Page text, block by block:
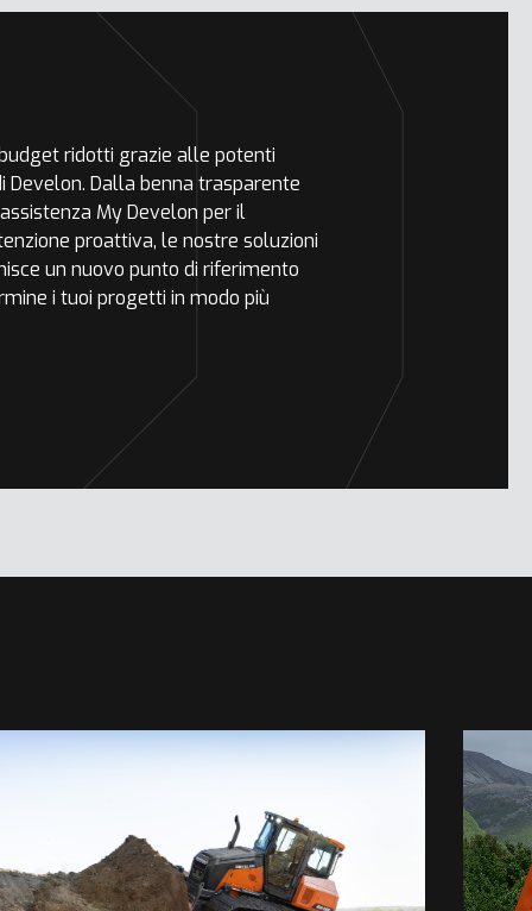
ridotti grazie alle potenti
Dalla benna trasparente
My Develon per il
proattiva, le nostre soluzioni
un nuovo punto di riferimento
i tuoi progetti in modo più